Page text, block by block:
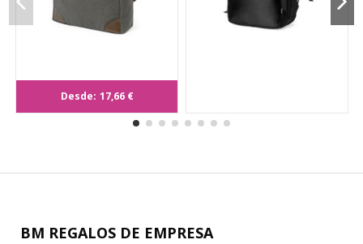
Desde: 17,66 €
BM REGALOS DE EMPRESA